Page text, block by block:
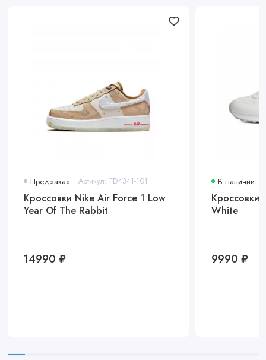
Предзаказ Артикул: FD4341-101
Кроссовки Nike Air Force 1 Low
Year Of The Rabbit
14990 ₽
В наличии
Кроссовки
White
9990 ₽